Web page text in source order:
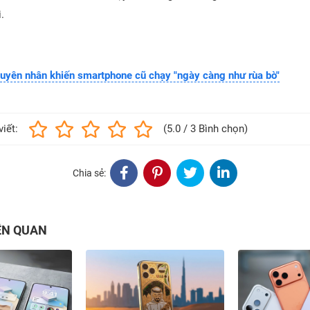
nhân khiến smartphone cũ chạy "ngày càng như rùa bò"
(5.0 / 3 Bình chọn)
Chia sẻ:
QUAN